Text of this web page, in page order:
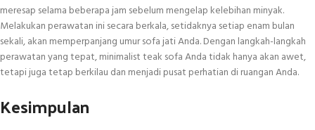
meresap selama beberapa jam sebelum mengelap kelebihan minyak.
Melakukan perawatan ini secara berkala, setidaknya setiap enam bulan
sekali, akan memperpanjang umur sofa jati Anda. Dengan langkah-langkah
perawatan yang tepat, minimalist teak sofa Anda tidak hanya akan awet,
tetapi juga tetap berkilau dan menjadi pusat perhatian di ruangan Anda.
Kesimpulan